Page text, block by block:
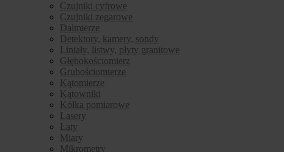
Czujniki cyfrowe
Czujniki zegarowe
Dalmierze
Detektory, kamery, sondy
Liniały, listwy, płyty granitowe
Głębokościomierz
Grubościomierze
Kątomierze
Kątowniki
Kółka pomiarowe
Lasery
Łaty
Miary
Mikrometry